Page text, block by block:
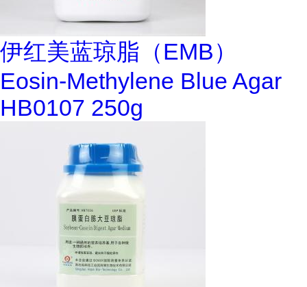
伊红美蓝琼脂（EMB）
Eosin-Methylene Blue Agar
HB0107 250g